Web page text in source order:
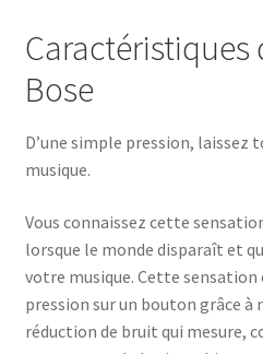
Caractéristiques
Bose
D’une simple pression, laissez
musique.
Vous connaissez cette
lorsque le monde disparaît et
votre musique. Cette sensation
pression sur un bouton grâce
réduction de bruit qui mesure,